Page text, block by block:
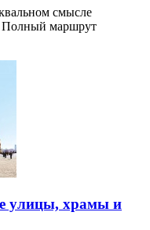
смысле
Полный маршрут
улицы, храмы и